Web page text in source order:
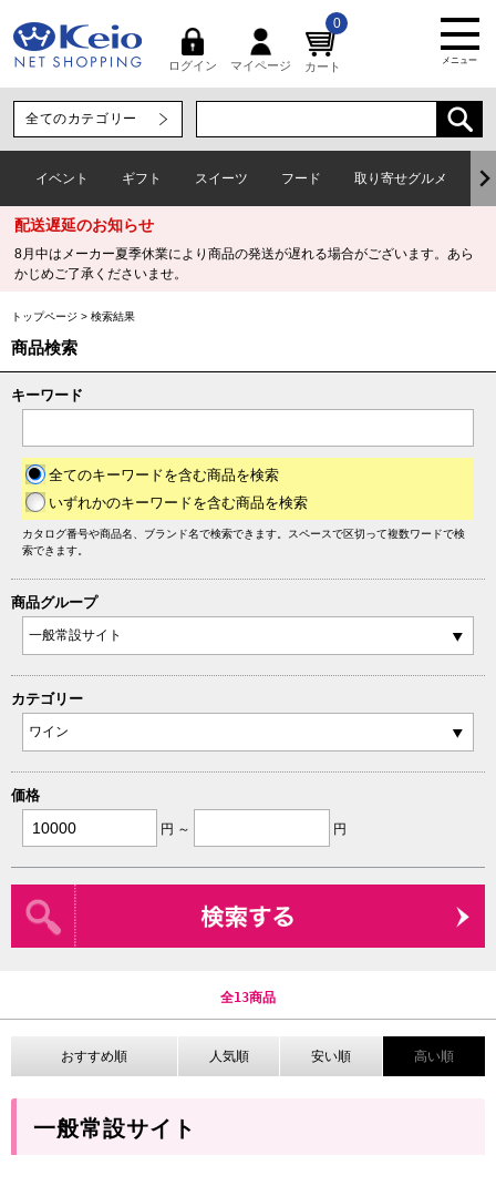
ログイン マイページ カート
0
メニュー
イベント ギフト スイーツ フード 取り寄せグルメ
配送遅延のお知らせ
8月中はメーカー夏季休業により商品の発送が遅れる場合がございます。あら
かじめご了承くださいませ。
トップページ > 検索結果
商品検索
キーワード
全てのキーワードを含む商品を検索
いずれかのキーワードを含む商品を検索
カタログ番号や商品名、ブランド名で検索できます。スペースで区切って複数ワードで検
索できます。
商品グループ
カテゴリー
価格
円 ～ 円
全13商品
おすすめ順 人気順 安い順 高い順
一般常設サイト